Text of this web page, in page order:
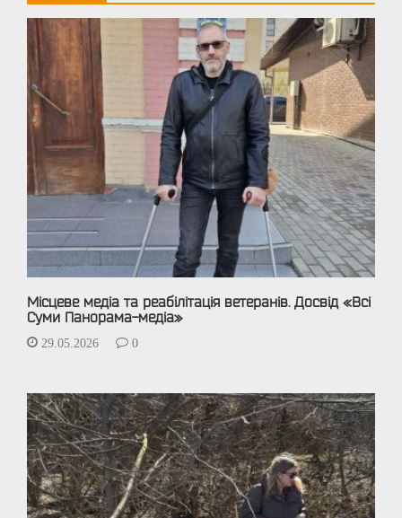
Місцеве медіа та реабілітація ветеранів. Досвід «Всі
Суми Панорама-медіа»
29.05.2026 0